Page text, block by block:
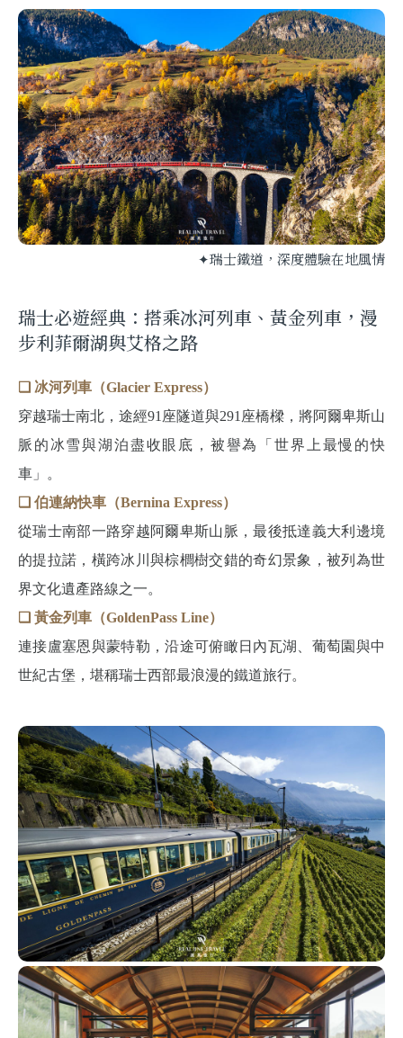
✦瑞士鐵道，深度體驗在地風情
瑞士必遊經典：搭乘冰河列車、黃金列車，漫
步利菲爾湖與艾格之路
❏ 冰河列車（Glacier Express）
穿越瑞士南北，途經91座隧道與291座橋樑，將阿爾卑斯山
脈的冰雪與湖泊盡收眼底，被譽為「世界上最慢的快
車」。
❏ 伯連納快車（Bernina Express）
從瑞士南部一路穿越阿爾卑斯山脈，最後抵達義大利邊境
的提拉諾，橫跨冰川與棕櫚樹交錯的奇幻景象，被列為世
界文化遺產路線之一。
❏ 黃金列車（GoldenPass Line）
連接盧塞恩與蒙特勒，沿途可俯瞰日內瓦湖、葡萄園與中
世紀古堡，堪稱瑞士西部最浪漫的鐵道旅行。